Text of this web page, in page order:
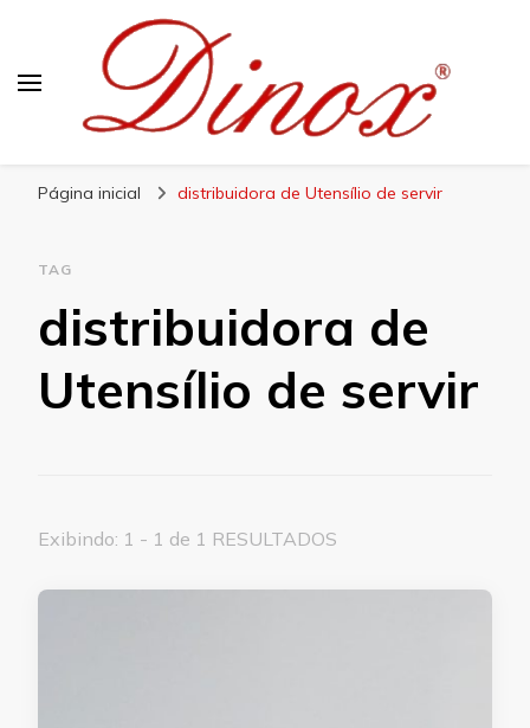
Página inicial distribuidora de Utensílio de servir
TAG
distribuidora de
Utensílio de servir
Exibindo: 1 - 1 de 1 RESULTADOS